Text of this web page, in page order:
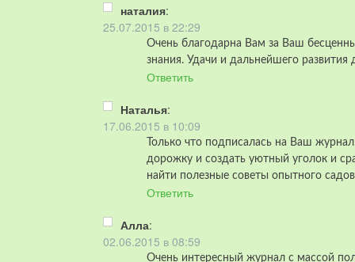
наталия:
25.07.2015 в 22:29
Очень благодарна Вам за Ваш
знания. Удачи и дальнейшего развития
Ответить
Наталья:
17.06.2015 в 10:09
Только что подписалась на Ваш
дорожку и создать уютный уголок и
найти полезные советы опытного
Ответить
Алла:
02.06.2015 в 08:59
Очень интересный журнал с массой